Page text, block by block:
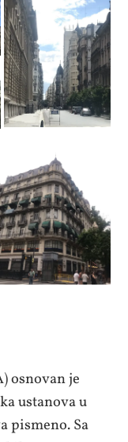
osnovan je
ustanova u
pismeno. Sa